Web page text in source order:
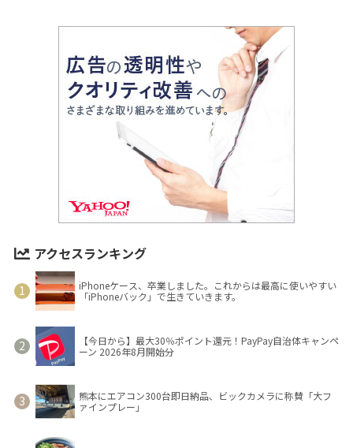
アクセスランキング
iPhoneケース、卒業しました。これからは最高に使いやすい
「iPhoneバック」で生きていきます。
【今日から】最大30％ポイント還元！PayPay自治体キャンペ
ーン 2026年8月開始分
熊本にエアコン300台即日納品、ビックカメラに称賛「大フ
ァインプレー」